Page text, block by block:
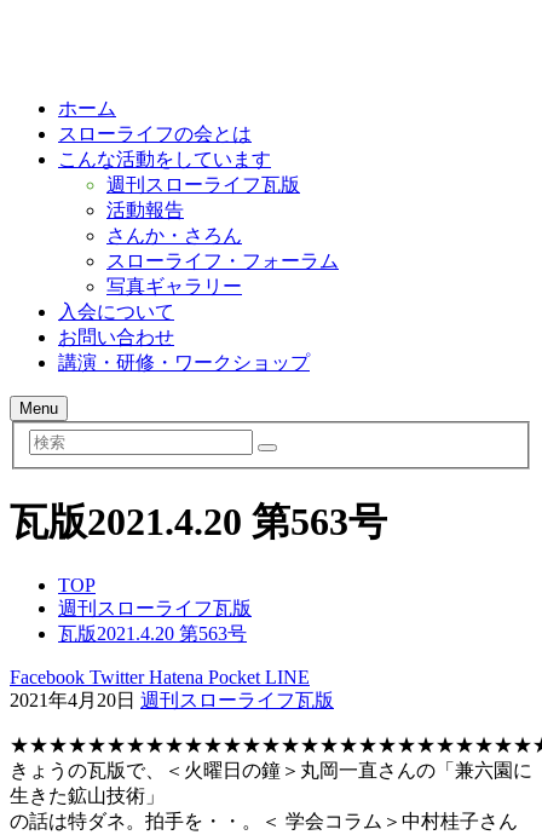
ホーム
スローライフの会とは
こんな活動をしています
週刊スローライフ瓦版
活動報告
さんか・さろん
スローライフ・フォーラム
写真ギャラリー
入会について
お問い合わせ
講演・研修・ワークショップ
Menu
検
索
瓦版2021.4.20 第563号
TOP
週刊スローライフ瓦版
瓦版2021.4.20 第563号
Facebook TwitterHatena Pocket LINE
2021年4月20日 週刊スローライフ瓦版
きょうの瓦版で、＜火曜日の鐘＞丸岡一直さんの「兼六園に
生きた鉱山技術」
の話は特ダネ。拍手を・・。＜ 学会コラム＞中村桂子さん